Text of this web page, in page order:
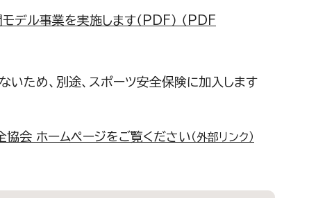
デル事業を実施します（PDF） （PDF
ため、別途、スポーツ安全保険に加入します
協会 ホームページをご覧ください（外部リンク）